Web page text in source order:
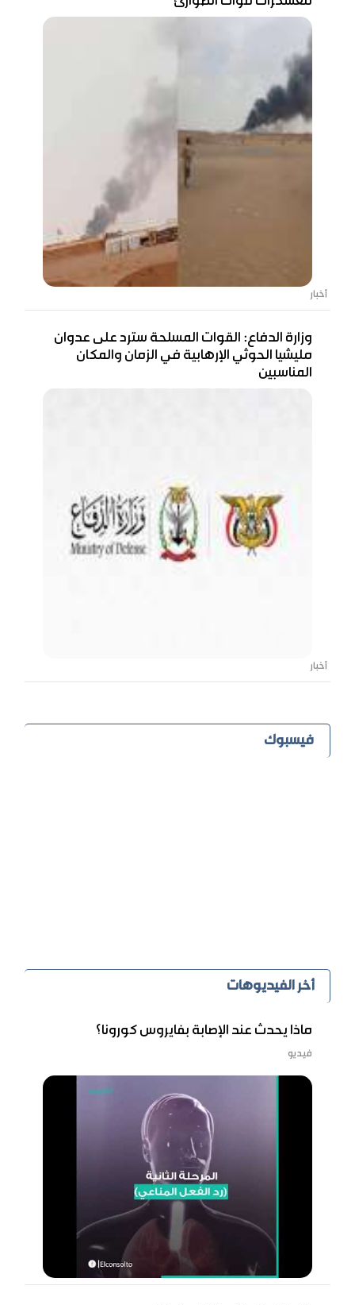
أخبار
وزارة الدفاع: القوات المسلحة سترد على عدوان
مليشيا الحوثي الإرهابية في الزمان والمكان
المناسبين
أخبار
فيسبوك
أخر الفيديوهات
ماذا يحدث عند الإصابة بفايروس كورونا؟
فيديو